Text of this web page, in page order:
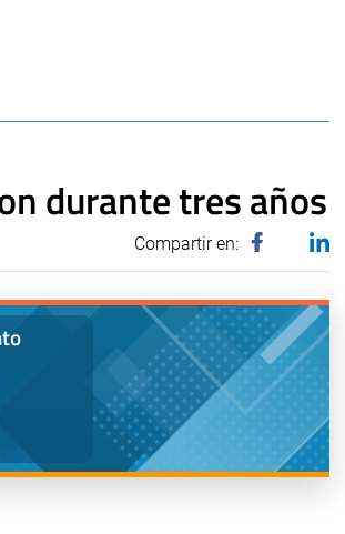
durante tres años
Compartir en: